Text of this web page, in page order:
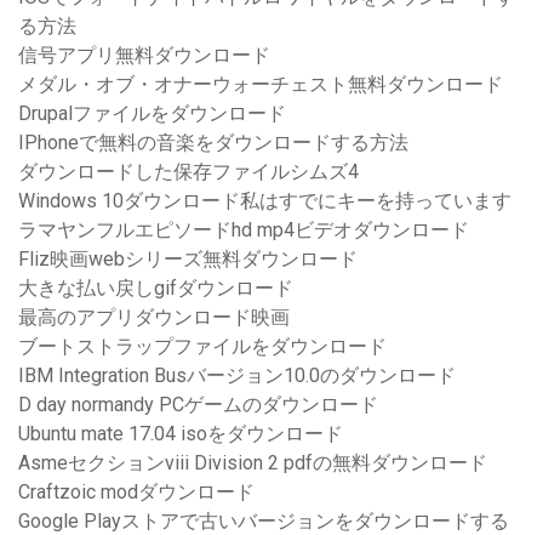
る方法
信号アプリ無料ダウンロード
メダル・オブ・オナーウォーチェスト無料ダウンロード
Drupalファイルをダウンロード
IPhoneで無料の音楽をダウンロードする方法
ダウンロードした保存ファイルシムズ4
Windows 10ダウンロード私はすでにキーを持っています
ラマヤンフルエピソードhd mp4ビデオダウンロード
Fliz映画webシリーズ無料ダウンロード
大きな払い戻しgifダウンロード
最高のアプリダウンロード映画
ブートストラップファイルをダウンロード
IBM Integration Busバージョン10.0のダウンロード
D day normandy PCゲームのダウンロード
Ubuntu mate 17.04 isoをダウンロード
Asmeセクションviii Division 2 pdfの無料ダウンロード
Craftzoic modダウンロード
Google Playストアで古いバージョンをダウンロードする